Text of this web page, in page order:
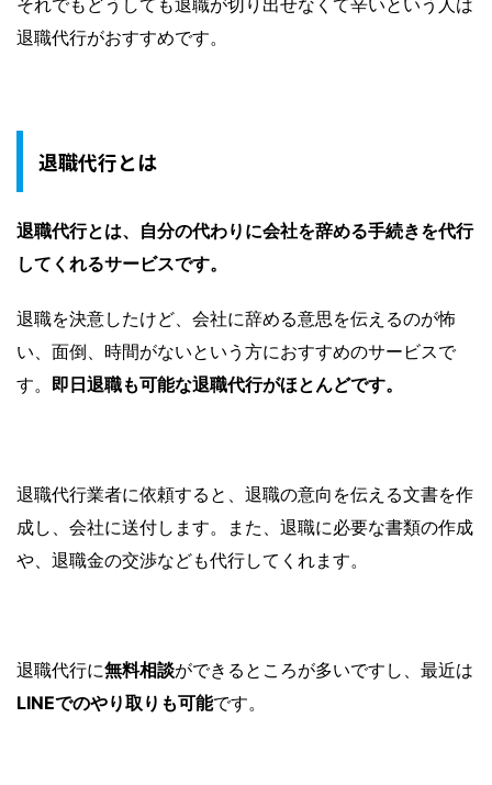
それでもどうしても退職が切り出せなくて辛いという人は
退職代行がおすすめです。
退職代行とは
退職代行とは、自分の代わりに会社を辞める手続きを代行
してくれるサービスです。
退職を決意したけど、会社に辞める意思を伝えるのが怖
い、面倒、時間がないという方におすすめのサービスで
す。 即日退職も可能な退職代行がほとんどです。
退職代行業者に依頼すると、退職の意向を伝える文書を作
成し、会社に送付します。また、退職に必要な書類の作成
や、退職金の交渉なども代行してくれます。
退職代行に無料相談ができるところが多いですし、最近は
LINEでのやり取りも可能です。